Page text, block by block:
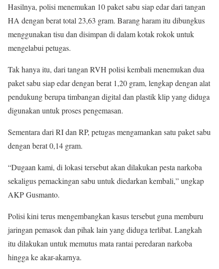
Hasilnya, polisi menemukan 10 paket sabu siap edar dari tangan
HA dengan berat total 23,63 gram. Barang haram itu dibungkus
menggunakan tisu dan disimpan di dalam kotak rokok untuk
mengelabui petugas.
Tak hanya itu, dari tangan RVH polisi kembali menemukan dua
paket sabu siap edar dengan berat 1,20 gram, lengkap dengan alat
pendukung berupa timbangan digital dan plastik klip yang diduga
digunakan untuk proses pengemasan.
Sementara dari RI dan RP, petugas mengamankan satu paket sabu
dengan berat 0,14 gram.
“Dugaan kami, di lokasi tersebut akan dilakukan pesta narkoba
sekaligus pemackingan sabu untuk diedarkan kembali,” ungkap
AKP Gusmanto.
Polisi kini terus mengembangkan kasus tersebut guna memburu
jaringan pemasok dan pihak lain yang diduga terlibat. Langkah
itu dilakukan untuk memutus mata rantai peredaran narkoba
hingga ke akar-akarnya.